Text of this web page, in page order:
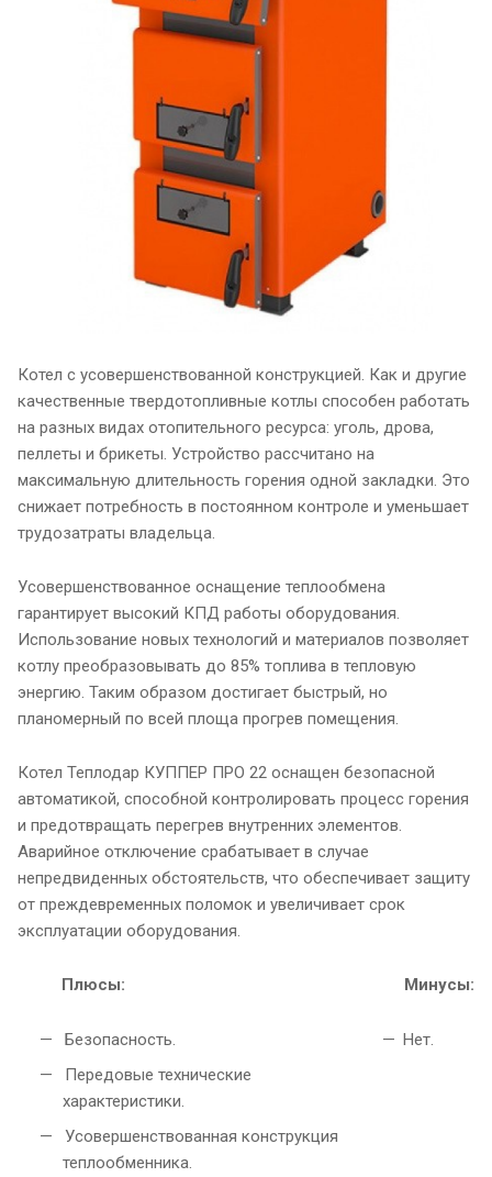
Котел с усовершенствованной конструкцией. Как и другие
качественные твердотопливные котлы способен работать
на разных видах отопительного ресурса: уголь, дрова,
пеллеты и брикеты. Устройство рассчитано на
максимальную длительность горения одной закладки. Это
снижает потребность в постоянном контроле и уменьшает
трудозатраты владельца.
Усовершенствованное оснащение теплообмена
гарантирует высокий КПД работы оборудования.
Использование новых технологий и материалов позволяет
котлу преобразовывать до 85% топлива в тепловую
энергию. Таким образом достигает быстрый, но
планомерный по всей площа прогрев помещения.
Котел Теплодар КУППЕР ПРО 22 оснащен безопасной
автоматикой, способной контролировать процесс горения
и предотвращать перегрев внутренних элементов.
Аварийное отключение срабатывает в случае
непредвиденных обстоятельств, что обеспечивает защиту
от преждевременных поломок и увеличивает срок
эксплуатации оборудования.
Плюсы:
Безопасность.
Передовые технические
характеристики.
Усовершенствованная конструкция
теплообменника.
Минусы:
Нет.